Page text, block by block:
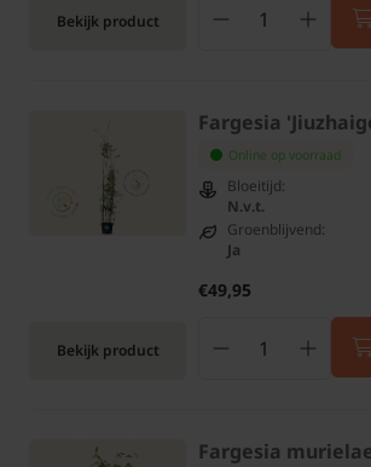
Bekijk product
Bekijk product
Fargesia
Online op voorraad
Bloeitijd:
N.v.t.
Groenblijvend:
Ja
€49,95
Fargesia